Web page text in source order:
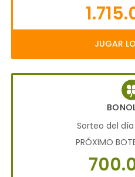
JUGAR
Sorteo del
PRÓXIMO